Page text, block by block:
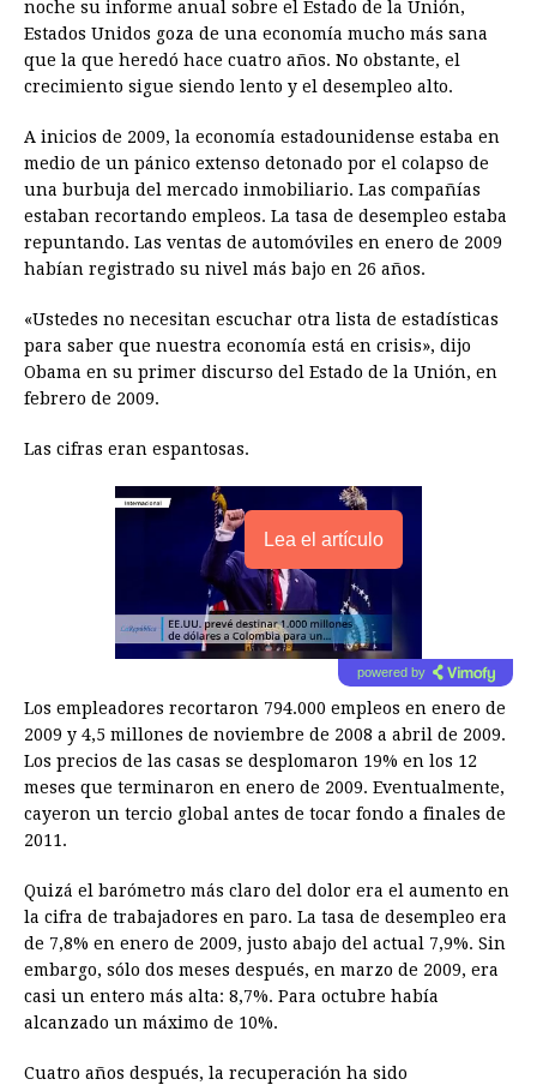
b
o
k
e
n
e
r
s
A
p
a
d
e
r
s
t
e
d
n
l
t
L
k
noche su informe anual sobre el Estado de la Unión,
Estados Unidos goza de una economía mucho más sana
que la que heredó hace cuatro años. No obstante, el
crecimiento sigue siendo lento y el desempleo alto.
A inicios de 2009, la economía estadounidense estaba en
medio de un pánico extenso detonado por el colapso de
una burbuja del mercado inmobiliario. Las compañías
estaban recortando empleos. La tasa de desempleo estaba
repuntando. Las ventas de automóviles en enero de 2009
habían registrado su nivel más bajo en 26 años.
«Ustedes no necesitan escuchar otra lista de estadísticas
para saber que nuestra economía está en crisis», dijo
Obama en su primer discurso del Estado de la Unión, en
febrero de 2009.
Las cifras eran espantosas.
Lea el artículo
powered by
Los empleadores recortaron 794.000 empleos en enero de
2009 y 4,5 millones de noviembre de 2008 a abril de 2009.
Los precios de las casas se desplomaron 19% en los 12
meses que terminaron en enero de 2009. Eventualmente,
cayeron un tercio global antes de tocar fondo a finales de
2011.
Quizá el barómetro más claro del dolor era el aumento en
la cifra de trabajadores en paro. La tasa de desempleo era
de 7,8% en enero de 2009, justo abajo del actual 7,9%. Sin
embargo, sólo dos meses después, en marzo de 2009, era
casi un entero más alta: 8,7%. Para octubre había
alcanzado un máximo de 10%.
Cuatro años después, la recuperación ha sido